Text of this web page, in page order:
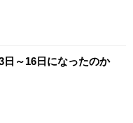
日～16日になったのか